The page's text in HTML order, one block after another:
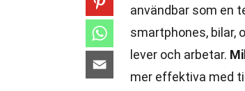
användbar som en
smartphones, bilar,
lever och arbetar.
mer effektiva med